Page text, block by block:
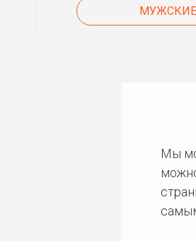
МУЖСКИЕ
Мы